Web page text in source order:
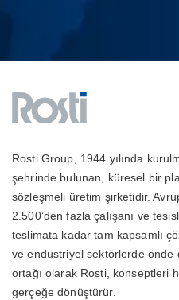
Rosti Group, 1944 yılında
şehrinde bulunan, küresel bir
sözleşmeli üretim şirketidir.
2.500’den fazla çalışanı ve
teslimata kadar tam kapsamlı
ve endüstriyel sektörlerde önde
ortağı olarak Rosti, konseptleri
gerçeğe dönüştürür.